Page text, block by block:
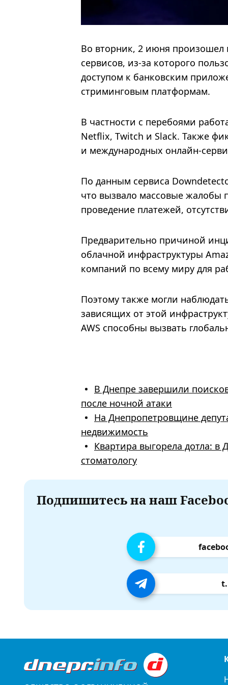
Во вторник, 2 июня
сервисов, из-за которого
доступом к банковским
стриминговым платформам.
В частности с перебоями
Netflix, Twitch и Slack. Также
и международных онлайн-
По данным сервиса
что вызвало массовые жалобы
проведение платежей,
Предварительно причиной
облачной инфраструктуры
компаний по всему миру для
Поэтому также могли
зависящих от этой
AWS способны вызвать
В Днепре завершили
после ночной атаки
На Днепропетровщине
недвижимость
Квартира выгорела дотла: в
стоматологу
Подпишитесь на наш